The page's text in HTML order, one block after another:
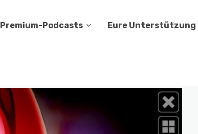
Premium-Podcasts Eure Unterstützung